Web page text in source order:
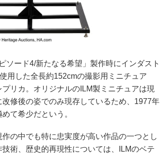
ソード4/新たなる希望」製作時にインダスト
用した全長約152cmの撮影用ミニチュア
リカ。オリジナルのILM製ミニチュアは現
修後の姿でのみ現存しているため、1977年
て希少だという。
の中でも特に忠実度が高い作品の一つとし
術、歴史的再現性については、ILMのベテ